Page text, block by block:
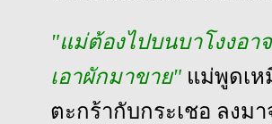
"แม่ต้องไปบนบาโงงอา
เอาผักมาขาย" แม่พูดเห
ตะกร้ากับกระเชอ ลงม